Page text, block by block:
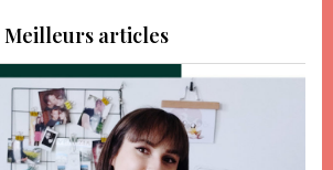
Meilleurs articles